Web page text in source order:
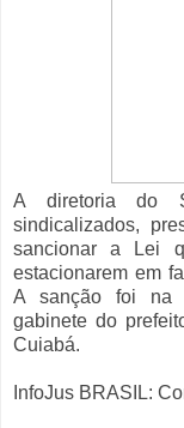
A diretoria do
sindicalizados,
sancionar a Lei
estacionarem em
A sanção foi na
gabinete do
Cuiabá.
InfoJus BRASIL: